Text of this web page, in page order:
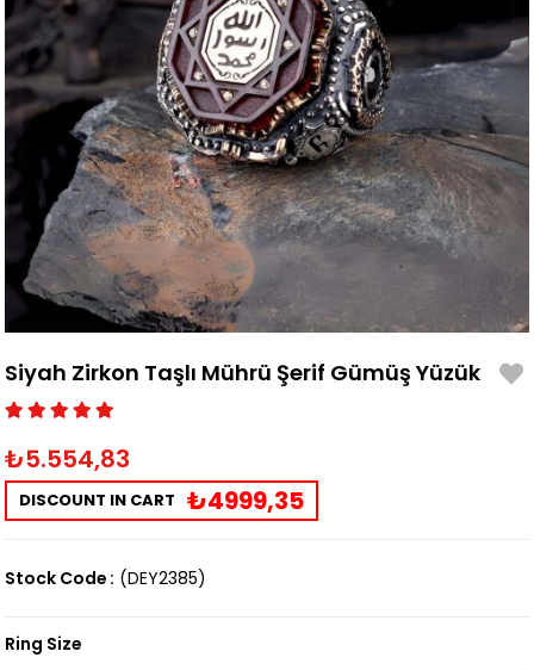
Siyah Zirkon Taşlı Mührü Şerif Gümüş Yüzük
₺5.554,83
DISCOUNT IN CART ₺4999,35
Stock Code (DEY2385)
Ring Size